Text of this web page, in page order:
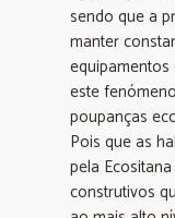
sendo que a
manter
este
poupanças
Pois que as
pela
construtivos